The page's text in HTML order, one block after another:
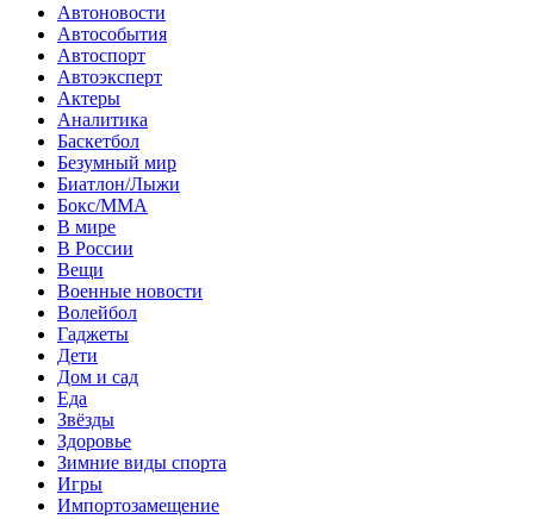
Автоновости
Автособытия
Автоспорт
Автоэксперт
Актеры
Аналитика
Баскетбол
Безумный мир
Биатлон/Лыжи
Бокс/MMA
В мире
В России
Вещи
Военные новости
Волейбол
Гаджеты
Дети
Дом и сад
Еда
Звёзды
Здоровье
Зимние виды спорта
Игры
Импортозамещение